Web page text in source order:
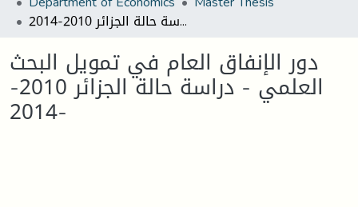
دور الإنفاق العام في تمويل البحث العلمي - دراسة حالة الجزائر 2010-2014-
دور الإنفاق العام في تمويل البحث
العلمي - دراسة حالة الجزائر 2010-
2014-